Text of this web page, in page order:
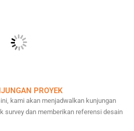
PROYEK
kami akan menjadwalkan kunjungan
survey dan memberikan referensi desain